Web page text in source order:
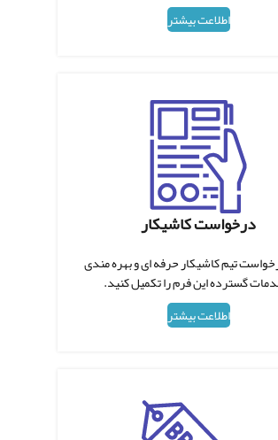
اطلاعت بیشتر
درخواست کاشیکار
تیم کاشیکار حرفه ای و بهره مندی
گسترده این فرم را تکمیل کنید.
اطلاعت بیشتر